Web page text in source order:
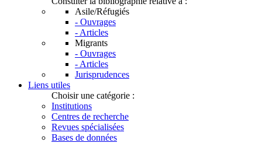
Asile/Réfugiés
- Ouvrages
- Articles
Migrants
- Ouvrages
- Articles
Jurisprudences
Liens utiles
Choisir une catégorie :
Institutions
Centres de recherche
Revues spécialisées
Bases de données